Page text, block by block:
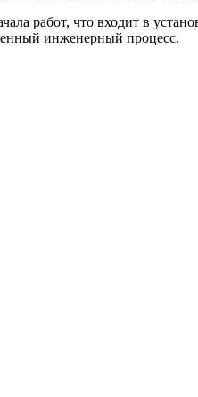
работ, что входит в
инженерный процесс.